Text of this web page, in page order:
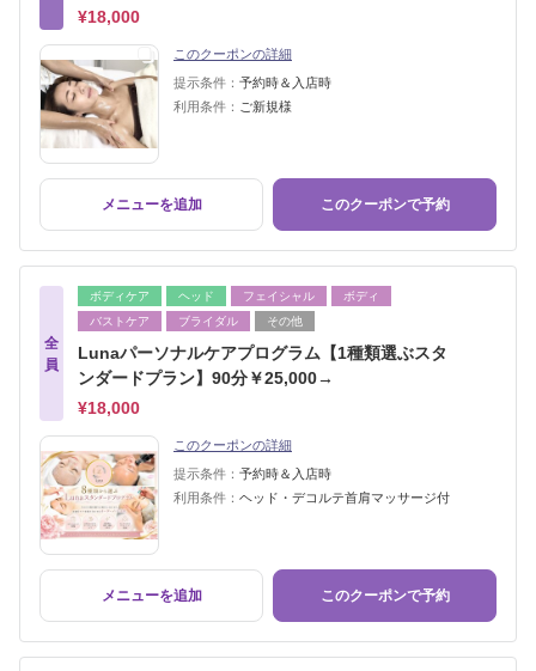
¥18,000
このクーポンの詳細
提示条件： 予約時＆入店時
利用条件： ご新規様
メニューを追加 このクーポンで予約
全
員
ボディケア ヘッド フェイシャル
ボディ
バストケア
ブライダル その他
Lunaパーソナルケアプログラム【1種類選ぶスタ
ンダードプラン】90分￥25,000→
¥18,000
このクーポンの詳細
提示条件： 予約時＆入店時
利用条件： ヘッド・デコルテ首肩マッサージ付
メニューを追加 このクーポンで予約